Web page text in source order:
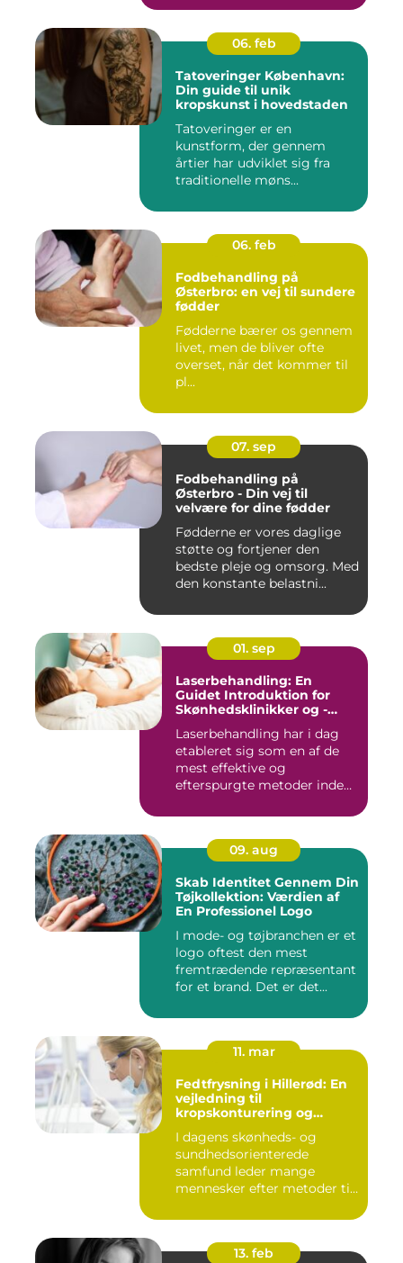
06. feb
Tatoveringer København:
Din guide til unik
kropskunst i hovedstaden
Tatoveringer er en
kunstform, der gennem
årtier har udviklet sig fra
traditionelle møns...
06. feb
Fodbehandling på
Østerbro: en vej til sundere
fødder
Fødderne bærer os gennem
livet, men de bliver ofte
overset, når det kommer til
pl...
07. sep
Fodbehandling på
Østerbro - Din vej til
velvære for dine fødder
Fødderne er vores daglige
støtte og fortjener den
bedste pleje og omsorg. Med
den konstante belastni...
01. sep
Laserbehandling: En
Guidet Introduktion for
Skønhedsklinikker og -
Laserbehandling har i dag
etableret sig som en af de
mest effektive og
efterspurgte metoder inden
09. aug
Skab Identitet Gennem Din
Tøjkollektion: Værdien af
En Professionel Logo
I mode- og tøjbranchen er et
logo oftest den mest
fremtrædende repræsentant
for et brand. Det er det...
11. mar
Fedtfrysning i Hillerød: En
vejledning til
kropskonturering og
I dagens skønheds- og
sundhedsorienterede
samfund leder mange
mennesker efter metoder til
13. feb